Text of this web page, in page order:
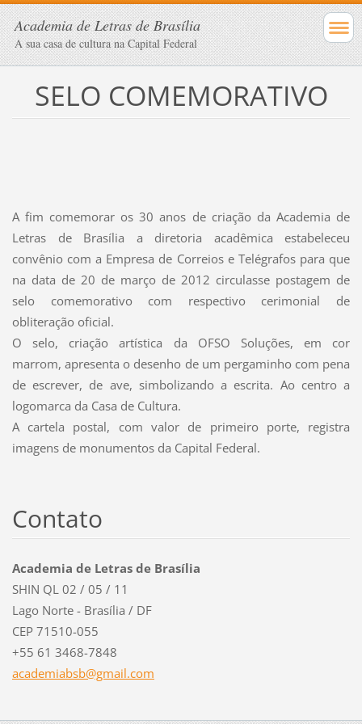
Academia de Letras de Brasília
A sua casa de cultura na Capital Federal
SELO COMEMORATIVO
A fim comemorar os 30 anos de criação da Academia de
Letras de Brasília a diretoria acadêmica estabeleceu
convênio com a Empresa de Correios e Telégrafos para que
na data de 20 de março de 2012 circulasse postagem de
selo comemorativo com respectivo cerimonial de
obliteração oficial.
O selo, criação artística da OFSO Soluções, em cor
marrom,apresenta o desenho de um pergaminho com pena
de escrever, de ave, simbolizando a escrita. Ao centro a
logomarca da Casa de Cultura.
A cartela postal, com valor de primeiro porte, registra
imagens de monumentos da Capital Federal.
Contato
Academia de Letras de Brasília
SHIN QL 02 / 05 / 11
Lago Norte - Brasília / DF
CEP 71510-055
+55 61 3468-7848
academiabsb@gmail.com